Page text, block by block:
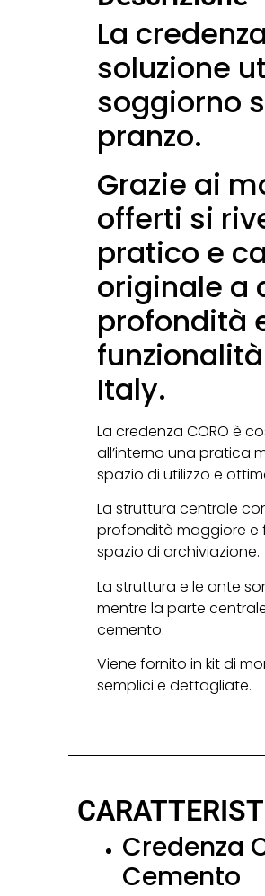
La
soluzione
soggiorno
pranzo.
Grazie ai
offerti si
pratico e
originale a
profondità
Italy.
La credenza CORO è
all’interno una pratica
spazio di utilizzo e
La struttura centrale
profondità maggiore e
spazio di archiviazione.
La struttura e le ante
mentre la parte
cemento.
Viene fornito in kit di
semplici e dettagliate.
Credenza
Cemento